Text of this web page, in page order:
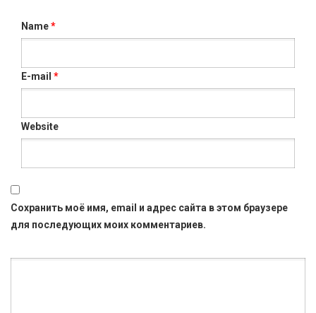
Name*
E-mail *
Website
Сохранить моё имя, email и адрес сайта в этом браузере
для последующих моих комментариев.